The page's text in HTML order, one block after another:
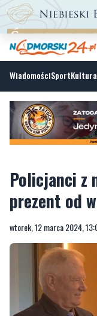
WiadomościSportKultura
Policjanci z
wtorek, 12 marca 2024,